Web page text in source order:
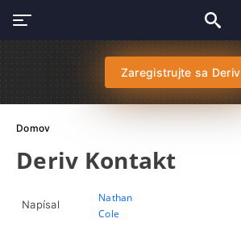
Zaregistrujte sa Deriv
Domov
Deriv Kontakt
Napísal
Nathan
Cole